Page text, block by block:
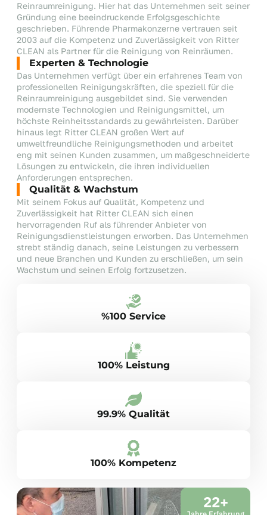
Reinraumreinigung. Hier hat das Unternehmen seit seiner
Gründung eine beeindruckende Erfolgsgeschichte
geschrieben. Führende Pharmakonzerne vertrauen seit
2003 auf die Kompetenz und Zuverlässigkeit von Ritter
CLEAN als Partner für die Reinigung von Reinräumen.
Experten & Technologie
Das Unternehmen verfügt über ein erfahrenes Team von
professionellen Reinigungskräften, die speziell für die
Reinraumreinigung ausgebildet sind. Sie verwenden
modernste Technologien und Reinigungsmittel, um
höchste Reinheitsstandards zu gewährleisten. Darüber
hinaus legt Ritter CLEAN großen Wert auf
umweltfreundliche Reinigungsmethoden und arbeitet
eng mit seinen Kunden zusammen, um maßgeschneiderte
Lösungen zu entwickeln, die ihren individuellen
Anforderungen entsprechen.
Qualität & Wachstum
Mit seinem Fokus auf Qualität, Kompetenz und
Zuverlässigkeit hat Ritter CLEAN sich einen
hervorragenden Ruf als führender Anbieter von
Reinigungsdienstleistungen erworben. Das Unternehmen
strebt ständig danach, seine Leistungen zu verbessern
und neue Branchen und Kunden zu erschließen, um sein
Wachstum und seinen Erfolg fortzusetzen.
%100 Service
100% Leistung
99.9% Qualität
100% Kompetenz
22+